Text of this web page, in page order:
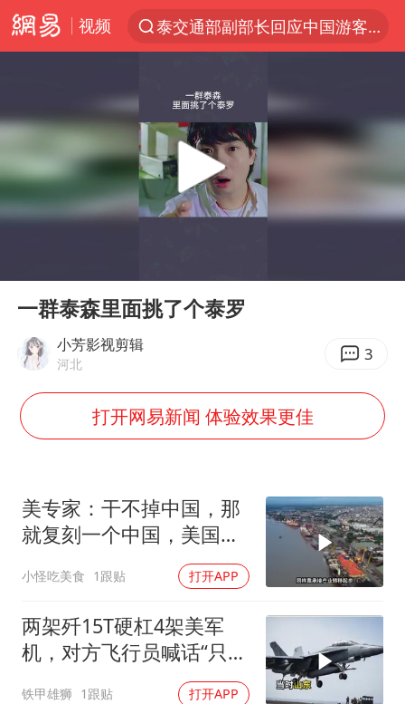
视频
泰交通部副部长回应中国游客遭歧视
台风白海豚环流面积近似13个浙江
Meta被判支付5.67亿美元
台风白海豚最新路径研判来了
船舶避风项目停工 多地全力防台风
现代版摸金校尉落网查获400多枚古币
哈尔滨暴雨饭店门挡积水
服务实体经济 财政金融打出组合拳
男子结婚8年发现3个女儿均非亲生
奋进开新局 实干挑大梁
Play
一群泰森里面挑了个泰罗
小芳影视剪辑
河北 3
打开网易新闻 体验效果更佳
美专家：干不掉中国，那
就复刻一个中国，美国看
小怪吃美食 1跟贴 打开APP
两架歼15T硬杠4架美军
机，对方飞行员喊话“只想
回家”，被一句话怼到沉默
铁甲雄狮 1跟贴 打开APP